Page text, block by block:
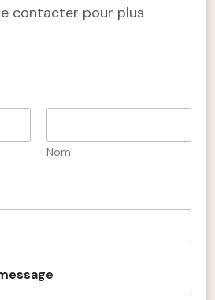
contacter pour plus
Nom